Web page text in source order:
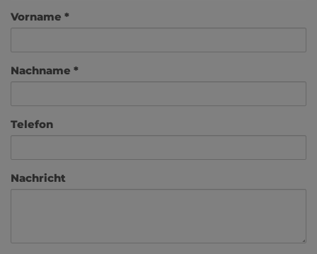
Vorname
Nachname
Telefon
Nachricht